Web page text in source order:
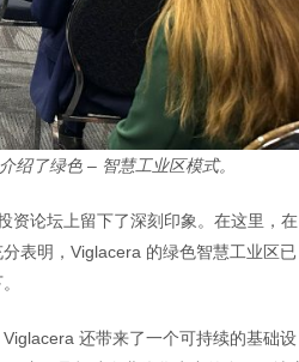
绍了绿色 – 智慧工业区模式。
资论坛上留下了深刻印象。在这里，在
表明，Viglacera 的绿色智慧工业区已
还带来了一个可持续的基础设